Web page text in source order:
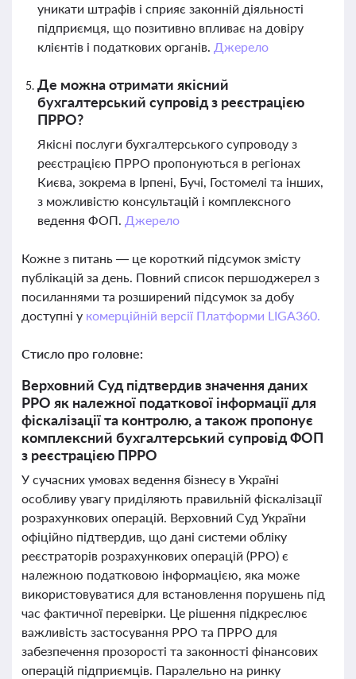
уникати штрафів і сприяє законній діяльності
підприємця, що позитивно впливає на довіру
клієнтів і податкових органів. Джерело
Де можна отримати якісний
бухгалтерський супровід з реєстрацією
ПРРО?
Якісні послуги бухгалтерського супроводу з
реєстрацією ПРРО пропонуються в регіонах
Києва, зокрема в Ірпені, Бучі, Гостомелі та інших,
з можливістю консультацій і комплексного
ведення ФОП. Джерело
Кожне з питань — це короткий підсумок змісту
публікацій за день. Повний список першоджерел з
посиланнями та розширений підсумок за добу
доступні у комерційній версії Платформи LIGA360.
Стисло про головне:
Верховний Суд підтвердив значення даних
РРО як належної податкової інформації для
фіскалізації та контролю, а також пропонує
комплексний бухгалтерський супровід ФОП
з реєстрацією ПРРО
У сучасних умовах ведення бізнесу в Україні
особливу увагу приділяють правильній фіскалізації
розрахункових операцій. Верховний Суд України
офіційно підтвердив, що дані системи обліку
реєстраторів розрахункових операцій (РРО) є
належною податковою інформацією, яка може
використовуватися для встановлення порушень під
час фактичної перевірки. Це рішення підкреслює
важливість застосування РРО та ПРРО для
забезпечення прозорості та законності фінансових
операцій підприємців. Паралельно на ринку